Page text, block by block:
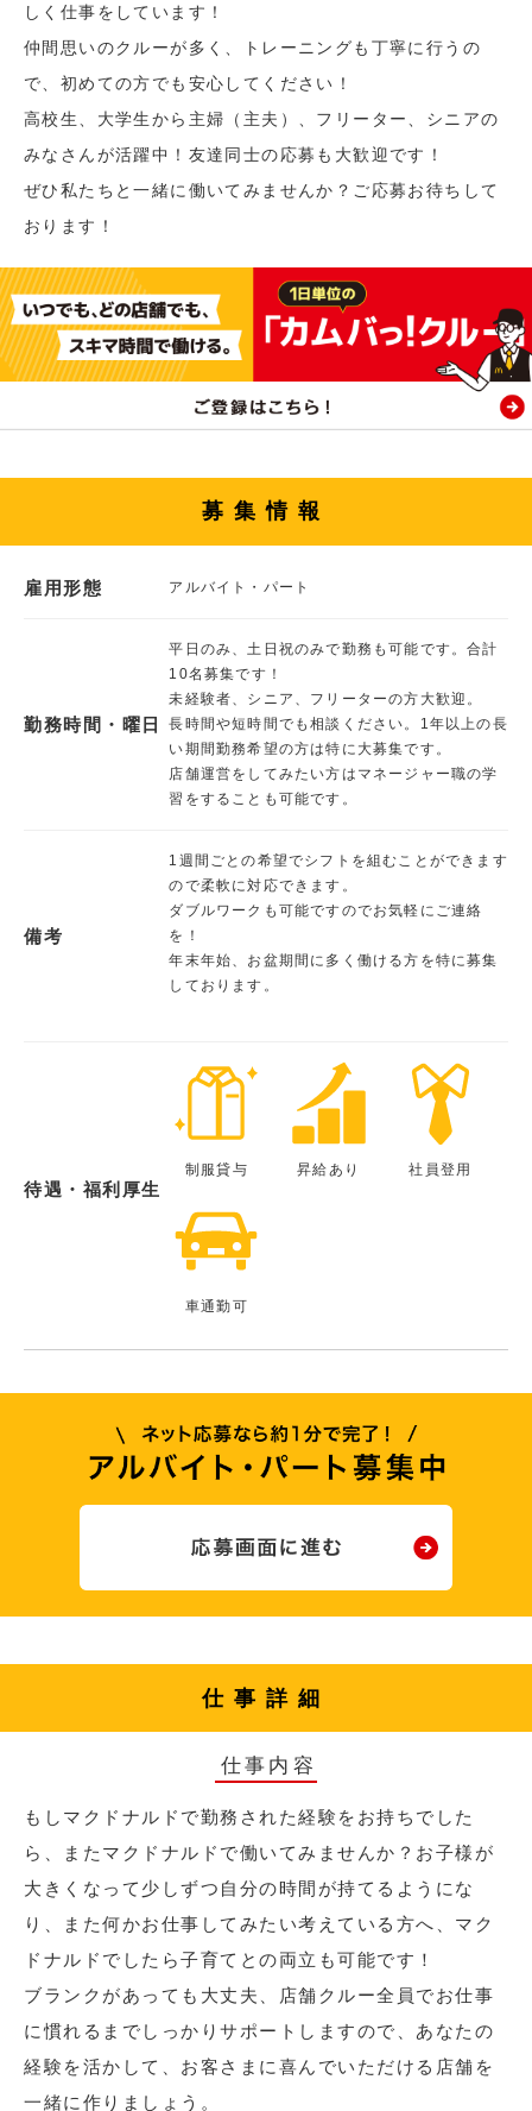
しく仕事をしています！
仲間思いのクルーが多く、トレーニングも丁寧に行うの
で、初めての方でも安心してください！
高校生、大学生から主婦（主夫）、フリーター、シニアの
みなさんが活躍中！友達同士の応募も大歓迎です！
ぜひ私たちと一緒に働いてみませんか？ご応募お待ちして
おります！
募集情報
雇用形態 アルバイト・パート
勤務時間・曜日
平日のみ、土日祝のみで勤務も可能です。合計
10名募集です！
未経験者、シニア、フリーターの方大歓迎。
長時間や短時間でも相談ください。1年以上の長
い期間勤務希望の方は特に大募集です。
店舗運営をしてみたい方はマネージャー職の学
習をすることも可能です。
備考
1週間ごとの希望でシフトを組むことができます
ので柔軟に対応できます。
ダブルワークも可能ですのでお気軽にご連絡
を！
年末年始、お盆期間に多く働ける方を特に募集
しております。
待遇・福利厚生
制服貸与 昇給あり 社員登用
車通勤可
仕事詳細
仕事内容
もしマクドナルドで勤務された経験をお持ちでした
ら、またマクドナルドで働いてみませんか？お子様が
大きくなって少しずつ自分の時間が持てるようにな
り、また何かお仕事してみたい考えている方へ、マク
ドナルドでしたら子育てとの両立も可能です！
ブランクがあっても大丈夫、店舗クルー全員でお仕事
に慣れるまでしっかりサポートしますので、あなたの
経験を活かして、お客さまに喜んでいただける店舗を
一緒に作りましょう。